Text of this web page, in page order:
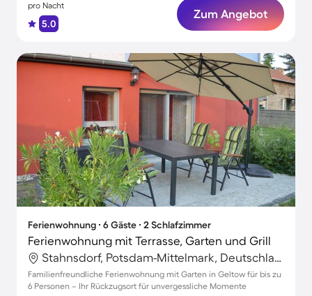
pro Nacht
5.0
Zum Angebot
Ferienwohnung ∙ 6 Gäste ∙ 2 Schlafzimmer
Ferienwohnung mit Terrasse, Garten und Grill
Stahnsdorf, Potsdam-Mittelmark, Deutschland
Familienfreundliche Ferienwohnung mit Garten in Geltow für bis zu
6 Personen – Ihr Rückzugsort für unvergessliche Momente